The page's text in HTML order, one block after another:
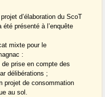
d’élaboration du ScoT
été présenté à l’enquête
mixte pour le
:
prise en compte des
délibérations ;
projet de consommation
au sol.